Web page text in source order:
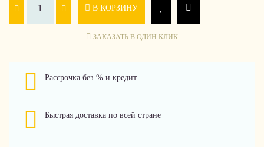
В КОРЗИНУ
ЗАКАЗАТЬ В ОДИН КЛИК
Рассрочка без % и кредит
Быстрая доставка по всей стране